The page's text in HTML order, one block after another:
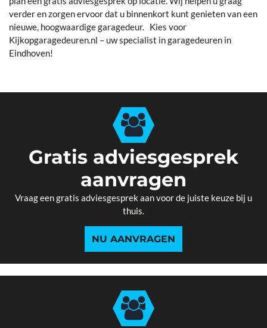
verder en zorgen ervoor dat u binnenkort kunt genieten van een
nieuwe, hoogwaardige garagedeur. Kies voor
Kijkopgaragedeuren.nl – uw specialist in garagedeuren in
Eindhoven!
Gratis adviesgesprek
aanvragen
Vraag een gratis adviesgesprek aan voor de juiste keuze bij u
thuis.
NU AANVRAGEN